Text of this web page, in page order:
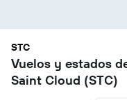
STC
Vuelos y estados
Saint Cloud (STC)